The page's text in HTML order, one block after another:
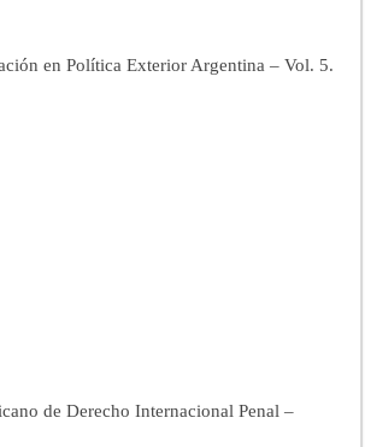
en Política Exterior Argentina – Vol. 5.
de Derecho Internacional Penal –